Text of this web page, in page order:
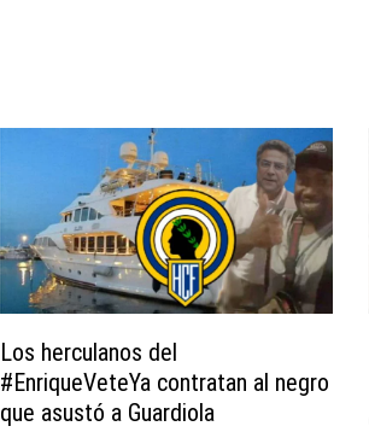
Los herculanos del
#EnriqueVeteYa contratan al negro
que asustó a Guardiola